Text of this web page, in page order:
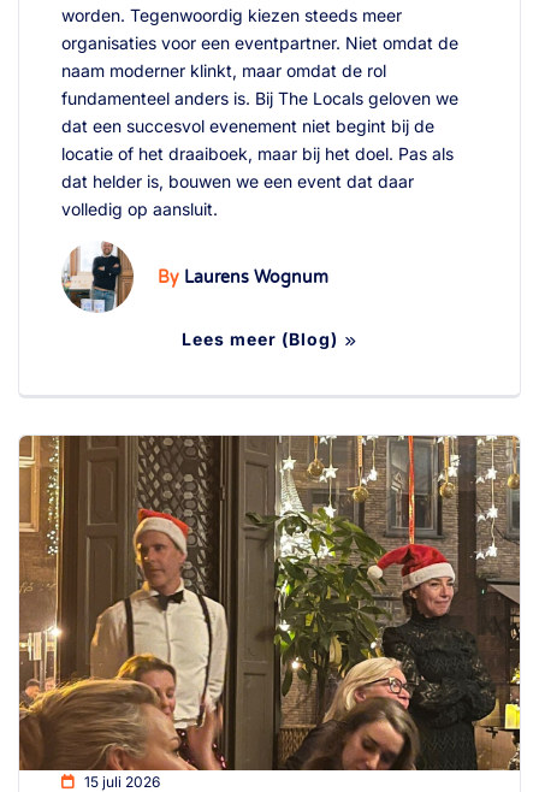
worden. Tegenwoordig kiezen steeds meer
organisaties voor een eventpartner. Niet omdat de
naam moderner klinkt, maar omdat de rol
fundamenteel anders is. Bij The Locals geloven we
dat een succesvol evenement niet begint bij de
locatie of het draaiboek, maar bij het doel. Pas als
dat helder is, bouwen we een event dat daar
volledig op aansluit.
Lees meer (Blog)
By Laurens Wognum
15 juli 2026